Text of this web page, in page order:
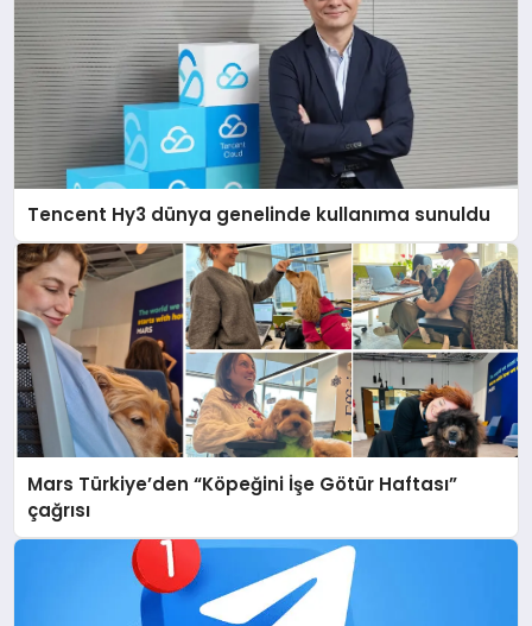
Tencent Hy3 dünya genelinde kullanıma sunuldu
Mars Türkiye’den “Köpeğini İşe Götür Haftası”
çağrısı